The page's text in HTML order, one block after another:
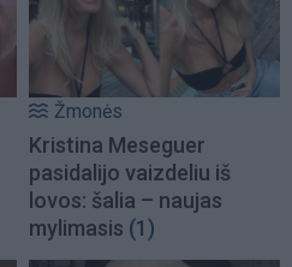
Žmonės
Kristina Meseguer
pasidalijo vaizdeliu iš
lovos: šalia – naujas
mylimasis (1)